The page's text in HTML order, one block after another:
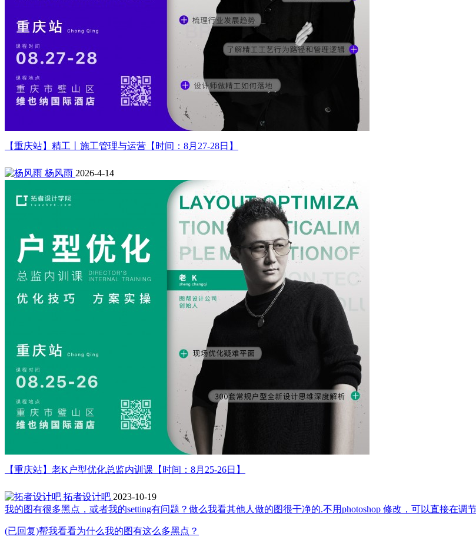
【重庆站】精工丨施工管理与运营【时间：8月27-28日】
杨风雨 2026-4-14
【重庆站】老K户型优化总监内训课【时间：8月25-26日】
拓者设计吧 2023-10-19
我的图有很多黑点，或者我的setting有问题？做么我看其他人做的图很干净的.不用photoshop 修改，可以直接在
(已回复)帮我看看为什么我的图有这么多黑点？